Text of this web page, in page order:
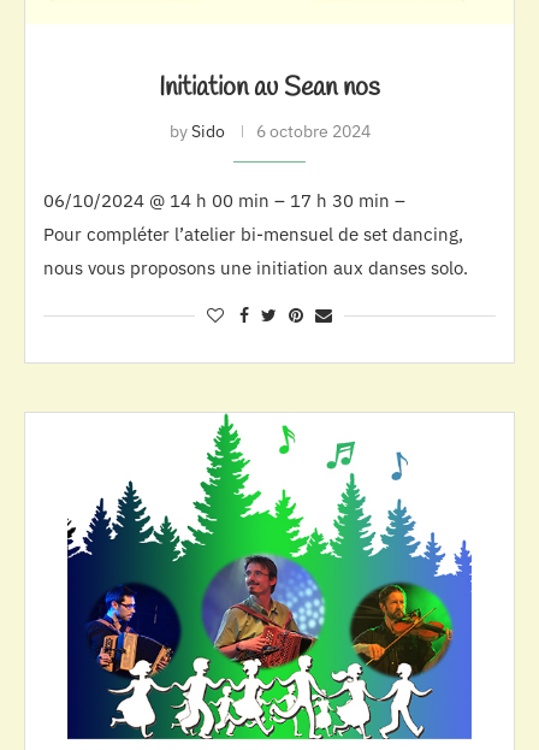
Initiation au Sean nos
bySido 6 octobre 2024
06/10/2024 @ 14 h 00 min – 17 h 30 min –
Pour compléter l’atelier bi-mensuel de set dancing,
nous vous proposons une initiation aux danses solo.